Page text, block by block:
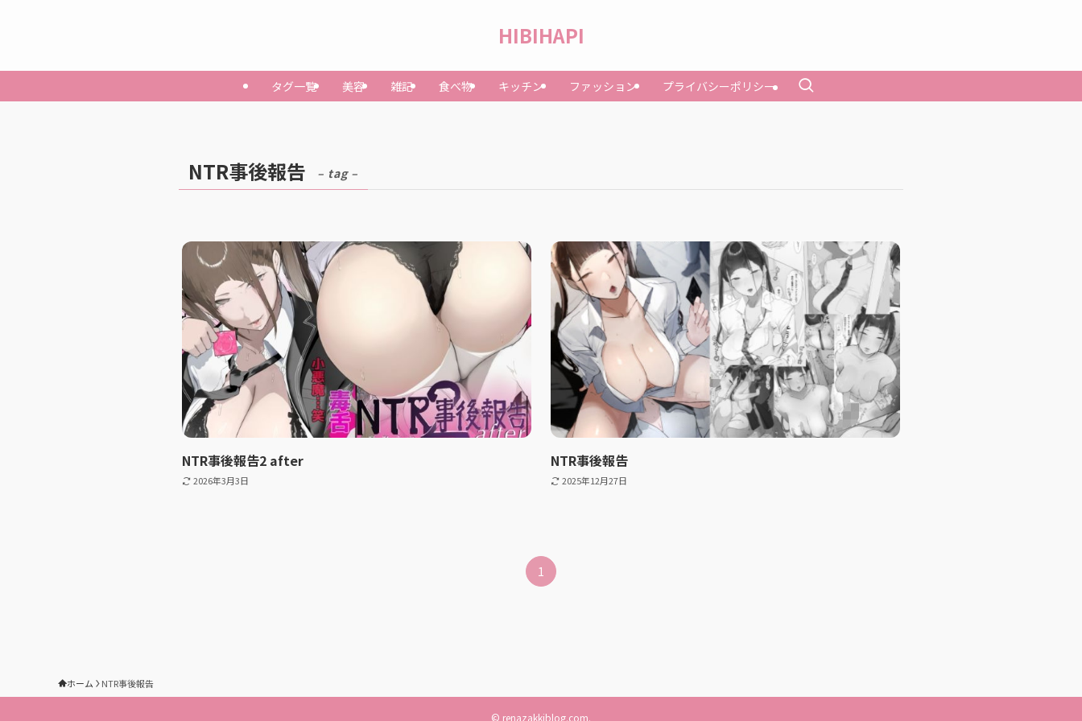
HIBIHAPI
タグ一覧 美容 雑記 食べ物 キッチン ファッション プライバシーポリシー
NTR事後報告 – tag –
NTR事後報告2 after
2026年3月3日
NTR事後報告
2025年12月27日
1
ホーム NTR事後報告
© renazakkiblog.com.